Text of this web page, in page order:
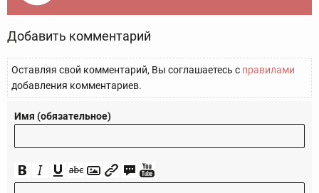
Добавить комментарий
Оставляя свой комментарий, Вы соглашаетесь с правилами
добавления комментариев.
Имя (обязательное)